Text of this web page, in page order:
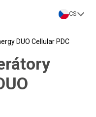
CS
DUO Cellular PDC